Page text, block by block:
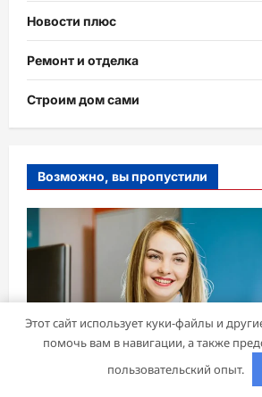
Новости плюс
Ремонт и отделка
Строим дом сами
Возможно, вы пропустили
Бизнес советник
Этот сайт использует куки-файлы и
помочь вам в навигации, а также
пользовательский опыт.